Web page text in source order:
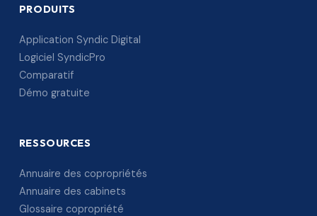
PRODUITS
Application Syndic Digital
Logiciel SyndicPro
Comparatif
Démo gratuite
RESSOURCES
Annuaire des copropriétés
Annuaire des cabinets
Glossaire copropriété